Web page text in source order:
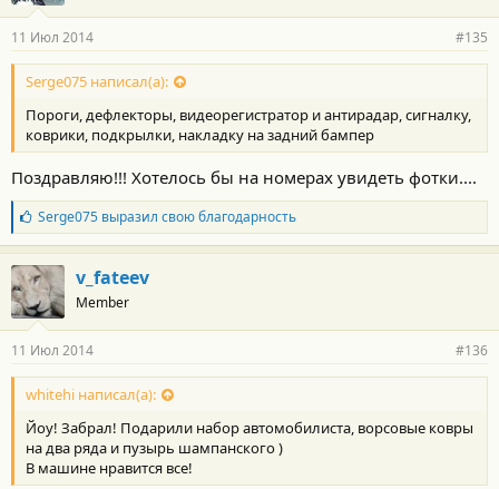
11 Июл 2014 #135
Serge075 написал(а):
Пороги, дефлекторы, видеорегистратор и антирадар, сигналку,
коврики, подкрылки, накладку на задний бампер
Поздравляю!!! Хотелось бы на номерах увидеть фотки....
Б
л
а
г
о
д
а
н
о
с
и
:
Serge075выразил свою благодарность
v_fateev
Member
11 Июл 2014 #136
whitehi написал(а):
Йоу! Забрал! Подарили набор автомобилиста, ворсовые ковры
на два ряда и пузырь шампанского )
В машине нравится все!